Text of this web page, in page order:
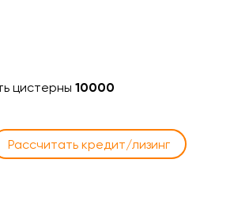
цистерны 10000
Рассчитать кредит/лизинг